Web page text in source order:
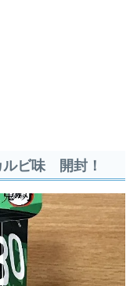
ビ味 開封！